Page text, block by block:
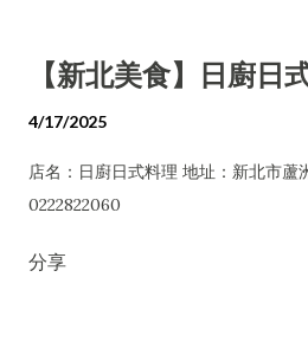
【新北美食】日廚日
4/17/2025
店名：日廚日式料理 地址：新北市蘆
0222822060
分享